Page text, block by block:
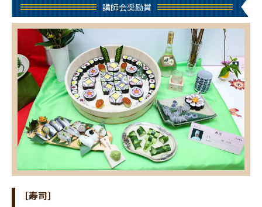
講師会奨励賞
［寿司］